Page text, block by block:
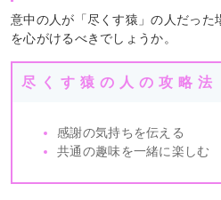
意中の人が「尽くす猿」の人だった
を心がけるべきでしょうか。
尽くす猿の人の攻略法
感謝の気持ちを伝える
共通の趣味を一緒に楽しむ